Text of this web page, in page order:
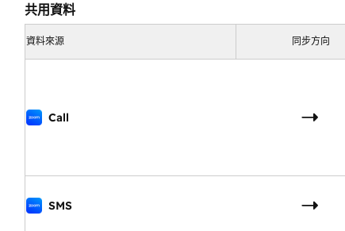
共用資料
資料來源 同步方向
Call
SMS